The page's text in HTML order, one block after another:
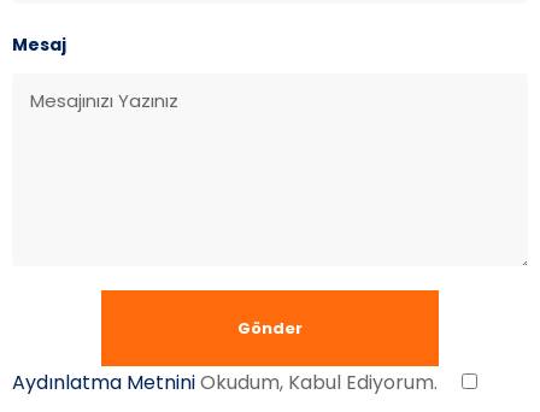
Mesaj
Aydınlatma MetniniOkudum, Kabul Ediyorum.